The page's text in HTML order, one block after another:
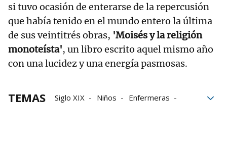
si tuvo ocasión de enterarse de la repercusión
que había tenido en el mundo entero la última
de sus veintitrés obras, 'Moisés y la religión
monoteísta', un libro escrito aquel mismo año
con una lucidez y una energía pasmosas.
TEMAS Siglo XIX Niños
Enfermeras